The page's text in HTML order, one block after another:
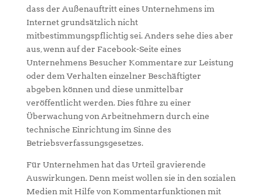
dass der Außenauftritt eines Unternehmens im
Internet grundsätzlich nicht
mitbestimmungspflichtig sei. Anders sehe dies aber
aus, wenn auf der Facebook-Seite eines
Unternehmens Besucher Kommentare zur Leistung
oder dem Verhalten einzelner Beschäftigter
abgeben können und diese unmittelbar
veröffentlicht werden. Dies führe zu einer
Überwachung von Arbeitnehmern durch eine
technische Einrichtung im Sinne des
Betriebsverfassungsgesetzes.
Für Unternehmen hat das Urteil gravierende
Auswirkungen. Denn meist wollen sie in den sozialen
Medien mit Hilfe von Kommentarfunktionen mit